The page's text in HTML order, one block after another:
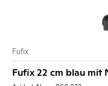
Fufix
Fufix 22 cm blau mit